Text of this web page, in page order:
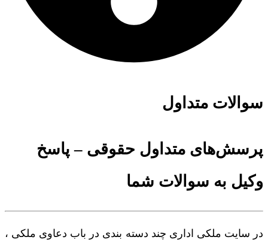
سوالات متداول
پرسش‌های متداول حقوقی – پاسخ
وکیل به سوالات شما
در سایت ملکی اداری چند دسته بندی در باب دعاوی ملکی ،